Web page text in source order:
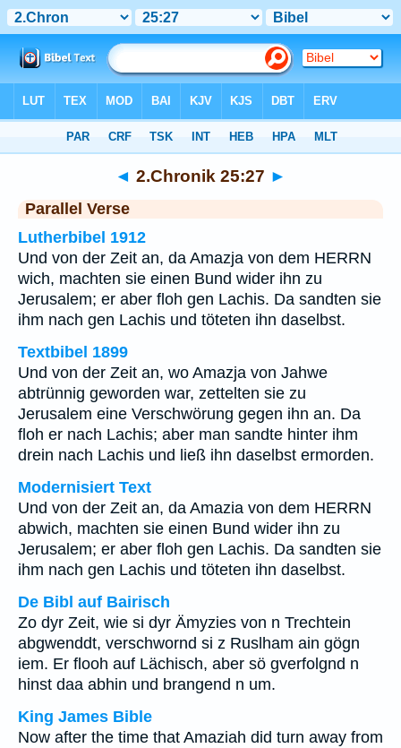
◄ 2.Chronik 25:27 ►
Parallel Verse
Lutherbibel 1912
Und von der Zeit an, da Amazja von dem HERRN
wich, machten sie einen Bund wider ihn zu
Jerusalem; er aber floh gen Lachis. Da sandten sie
ihm nach gen Lachis und töteten ihn daselbst.
Textbibel 1899
Und von der Zeit an, wo Amazja von Jahwe
abtrünnig geworden war, zettelten sie zu
Jerusalem eine Verschwörung gegen ihn an. Da
floh er nach Lachis; aber man sandte hinter ihm
drein nach Lachis und ließ ihn daselbst ermorden.
Modernisiert Text
Und von der Zeit an, da Amazia von dem HERRN
abwich, machten sie einen Bund wider ihn zu
Jerusalem; er aber floh gen Lachis. Da sandten sie
ihm nach gen Lachis und töteten ihn daselbst.
De Bibl auf Bairisch
Zo dyr Zeit, wie si dyr Ämyzies von n Trechtein
abgwenddt, verschwornd si z Ruslham ain gögn
iem. Er flooh auf Lächisch, aber sö gverfolgnd n
hinst daa abhin und brangend n um.
King James Bible
Now after the time that Amaziah did turn away from